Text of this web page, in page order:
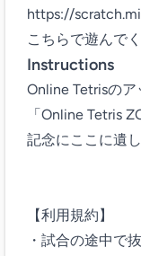
https://
こちらで遊んで
Instructions
Online Tetrisの
「Online Tetris
記念にここに遺し
【利用規約】
・試合の途中で